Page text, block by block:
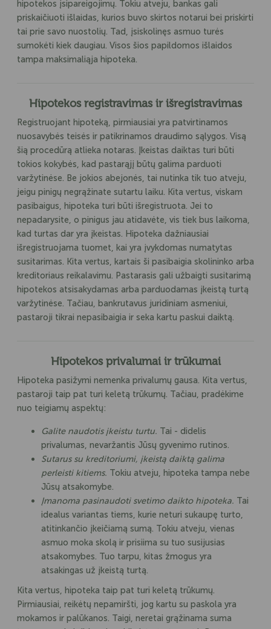
hipotekos įsipareigojimų. Tokiu atveju, bankas gali
priskaičiuoti išlaidas, kurios buvo skirtos notarui bei priskirti
tai prie savo nuostolių. Tad, įsiskolinęs asmuo turės
sumokėti kiek daugiau. Visos šios papildomos išlaidos
tampa maksimaliąja hipoteka.
Hipotekos registravimas ir išregistravimas
Registruojant hipoteką, pirmiausiai yra patvirtinamos
nuosavybės teisės ir patikrinamos draudimo sąlygos. Visą
šią procedūrą atlieka notaras. Įkeistas daiktas turi būti
tokios kokybės, kad pastarąjį būtų galima parduoti
varžytinėse. Be jokios abejonės, tai nutinka tik tuo atveju,
jeigu pinigų negrąžinate sutartu laiku. Kita vertus, viskam
pasibaigus, hipoteka turi būti išregistruota. Jei to
nepadarysite, o pinigus jau atidavėte, vis tiek bus laikoma,
kad turtas dar yra įkeistas. Hipoteka dažniausiai
išregistruojama tuomet, kai yra įvykdomas numatytas
susitarimas. Kita vertus, kartais ši pasibaigia skolininko arba
kreditoriaus reikalavimu. Pastarasis gali užbaigti susitarimą
hipotekos atsisakydamas arba parduodamas įkeistą turtą
varžytinėse. Tačiau, bankrutavus juridiniam asmeniui,
pastaroji tikrai nepasibaigia ir seka kartu paskui daiktą.
Hipotekos privalumai ir trūkumai
Hipoteka pasižymi nemenka privalumų gausa. Kita vertus,
pastaroji taip pat turi keletą trūkumų. Tačiau, pradėkime
nuo teigiamų aspektų:
Galite naudotis įkeistu turtu. Tai - didelis
privalumas, nevaržantis Jūsų gyvenimo rutinos.
Sutarus su kreditoriumi, įkeistą daiktą galima
perleisti kitiems. Tokiu atveju, hipoteka tampa nebe
Jūsų atsakomybe.
Įmanoma pasinaudoti svetimo daikto hipoteka. Tai
idealus variantas tiems, kurie neturi sukaupę turto,
atitinkančio įkeičiamą sumą. Tokiu atveju, vienas
asmuo moka skolą ir prisiima su tuo susijusias
atsakomybes. Tuo tarpu, kitas žmogus yra
atsakingas už įkeistą turtą.
Kita vertus, hipoteka taip pat turi keletą trūkumų.
Pirmiausiai, reikėtų nepamiršti, jog kartu su paskola yra
mokamos ir palūkanos. Taigi, neretai grąžinama suma